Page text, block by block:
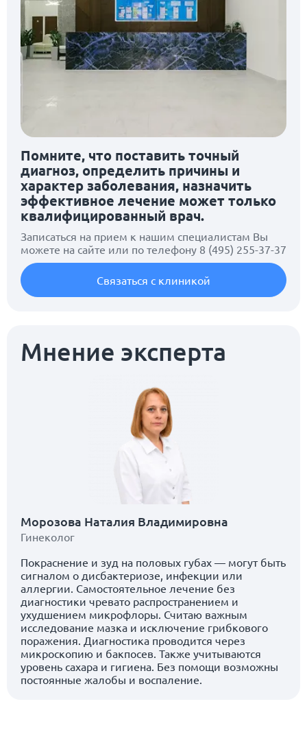
Помните, что поставить точный
диагноз, определить причины и
характер заболевания, назначить
эффективное лечение может только
квалифицированный врач.
Записаться на прием к нашим специалистам Вы
можете на сайте или по телефону 8 (495) 255-37-37
Связаться с клиникой
Мнение эксперта
Морозова Наталия Владимировна
Гинеколог
Покраснение и зуд на половых губах — могут быть
сигналом о дисбактериозе, инфекции или
аллергии. Самостоятельное лечение без
диагностики чревато распространением и
ухудшением микрофлоры. Считаю важным
исследование мазка и исключение грибкового
поражения. Диагностика проводится через
микроскопию и бакпосев. Также учитываются
уровень сахара и гигиена. Без помощи возможны
постоянные жалобы и воспаление.